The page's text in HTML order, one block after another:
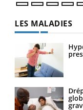
LES MALADIES